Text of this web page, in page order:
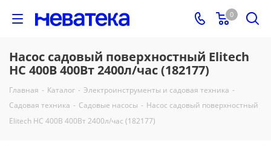
0
Насос садовый поверхностный Elitech
НС 400В 400Вт 2400л/час (182177)
Главная - Каталог - Электроинструменты и садовая техника -
Садовая техника - Садовые насосы - Насос садовый поверхностный
Elitech НС 400В 400Вт 2400л/час (182177)